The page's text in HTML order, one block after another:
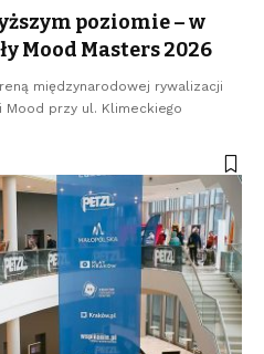
poziomie – w
Mood Masters 2026
międzynarodowej rywalizacji
przy ul. Klimeckiego